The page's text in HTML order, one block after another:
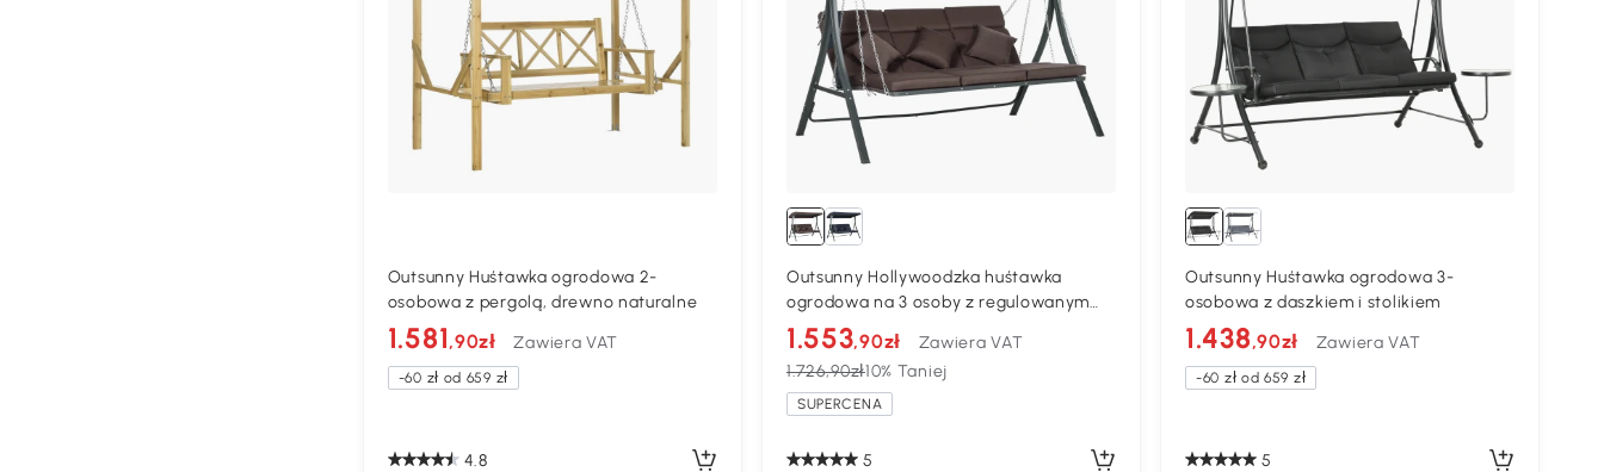
Outsunny Huśtawka ogrodowa 2-
osobowa z pergolą, drewno naturalne
1.581,90zł Zawiera VAT
-60 zł od 659 zł
4.8
Outsunny Hollywoodzka huśtawka
ogrodowa na 3 osoby z regulowanym
dachem Texteline
1.553,90zł
Zawiera VAT
1.726,90zł10% Taniej
SUPERCENA
5
Outsunny Huśtawka ogrodowa 3-
osobowa z daszkiem i stolikiem
1.438,90zł Zawiera VAT
-60 zł od 659 zł
5